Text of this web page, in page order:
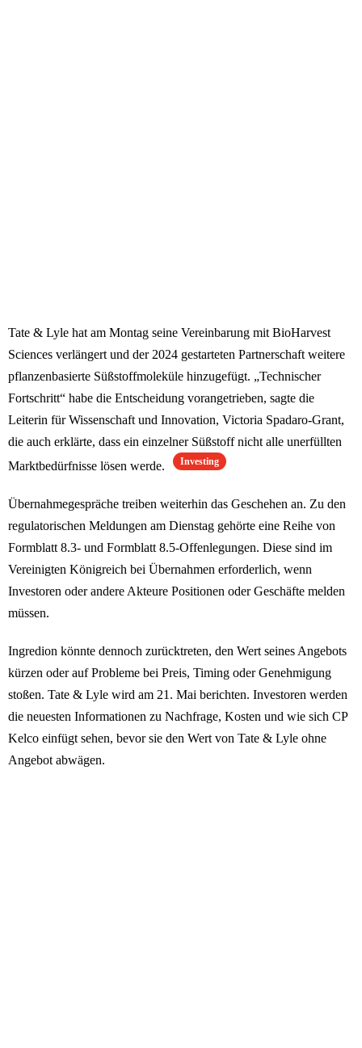
Tate & Lyle hat am Montag seine Vereinbarung mit BioHarvest
Sciences verlängert und der 2024 gestarteten Partnerschaft weitere
pflanzenbasierte Süßstoffmoleküle hinzugefügt. „Technischer
Fortschritt“ habe die Entscheidung vorangetrieben, sagte die
Leiterin für Wissenschaft und Innovation, Victoria Spadaro-Grant,
die auch erklärte, dass ein einzelner Süßstoff nicht alle unerfüllten
Marktbedürfnisse lösen werde.
Investing
Übernahmegespräche treiben weiterhin das Geschehen an. Zu den
regulatorischen Meldungen am Dienstag gehörte eine Reihe von
Formblatt 8.3- und Formblatt 8.5-Offenlegungen. Diese sind im
Vereinigten Königreich bei Übernahmen erforderlich, wenn
Investoren oder andere Akteure Positionen oder Geschäfte melden
müssen.
Ingredion könnte dennoch zurücktreten, den Wert seines Angebots
kürzen oder auf Probleme bei Preis, Timing oder Genehmigung
stoßen. Tate & Lyle wird am 21. Mai berichten. Investoren werden
die neuesten Informationen zu Nachfrage, Kosten und wie sich CP
Kelco einfügt sehen, bevor sie den Wert von Tate & Lyle ohne
Angebot abwägen.